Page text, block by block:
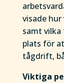
visade
samt
plats för
tågdrift,
Viktiga